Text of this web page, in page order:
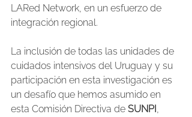
LARed Network, en un esfuerzo de
integración regional.
La inclusión de todas las unidades de
cuidados intensivos del Uruguay y su
participación en esta investigación es
un desafío que hemos asumido en
esta Comisión Directiva de SUNPI